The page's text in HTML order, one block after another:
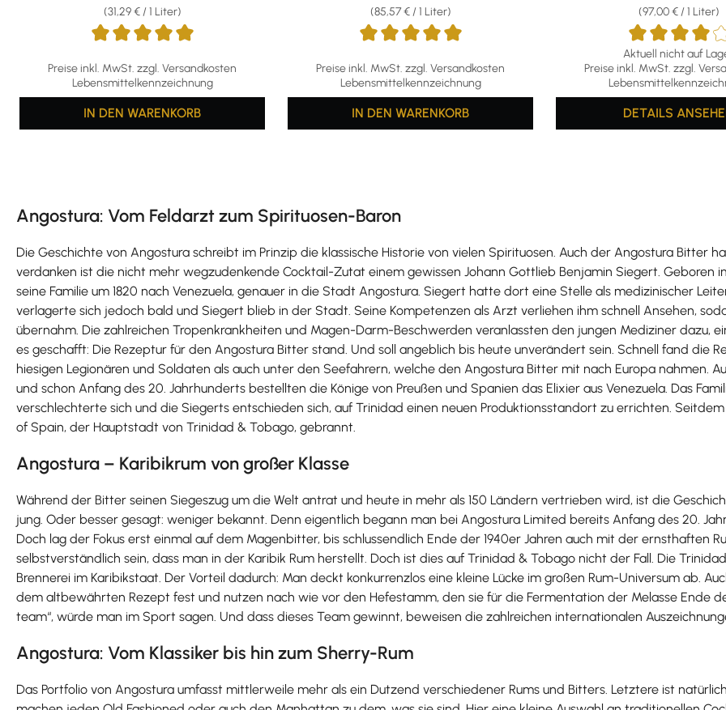
Preise inkl. MwSt. zzgl. Versandkosten
Lebensmittelkennzeichnung
(31,29 € / 1 Liter)
IN DEN WARENKORB
Preise inkl. MwSt. zzgl. Versandkosten
Lebensmittelkennzeichnung
(85,57 € / 1 Liter)
IN DEN WARENKORB
Durchschnittliche
Aktuell nicht auf
Preise inkl. MwSt. zzgl.
(97,00 € / 1 Liter)
DETAILS
Angostura: Vom Feldarzt zum Spirituosen-Baron
Die Geschichte von Angostura schreibt im Prinzip die klassische Historie von vielen Spirituosen. Auch der Angostura Bitter
verdanken ist die nicht mehr wegzudenkende Cocktail-Zutat einem gewissen Johann Gottlieb Benjamin Siegert. Geboren
seine Familie um 1820 nach Venezuela, genauer in die Stadt Angostura. Siegert hatte dort eine Stelle als medizinischer
verlagerte sich jedoch bald und Siegert blieb in der Stadt. Seine Kompetenzen als Arzt verliehen ihm schnell Ansehen,
übernahm. Die zahlreichen Tropenkrankheiten und Magen-Darm-Beschwerden veranlassten den jungen Mediziner dazu,
es geschafft: Die Rezeptur für den Angostura Bitter stand. Und soll angeblich bis heute unverändert sein. Schnell fand die
hiesigen Legionären und Soldaten als auch unter den Seefahrern, welche den Angostura Bitter mit nach Europa nahmen.
und schon Anfang des 20. Jahrhunderts bestellten die Könige von Preußen und Spanien das Elixier aus Venezuela. Das
verschlechterte sich und die Siegerts entschieden sich, auf Trinidad einen neuen Produktionsstandort zu errichten.
of Spain, der Hauptstadt von Trinidad & Tobago, gebrannt.
Angostura – Karibikrum von großer Klasse
Während der Bitter seinen Siegeszug um die Welt antrat und heute in mehr als 150 Ländern vertrieben wird, ist die
jung. Oder besser gesagt: weniger bekannt. Denn eigentlich begann man bei Angostura Limited bereits Anfang des 20.
Doch lag der Fokus erst einmal auf dem Magenbitter, bis schlussendlich Ende der 1940er Jahren auch mit der ernsthaften
selbstverständlich sein, dass man in der Karibik Rum herstellt. Doch ist dies auf Trinidad & Tobago nicht der Fall. Die
Brennerei im Karibikstaat. Der Vorteil dadurch: Man deckt konkurrenzlos eine kleine Lücke im großen Rum-Universum ab.
dem altbewährten Rezept fest und nutzen nach wie vor den Hefestamm, den sie für die Fermentation der Melasse Ende
team“, würde man im Sport sagen. Und dass dieses Team gewinnt, beweisen die zahlreichen internationalen
Angostura: Vom Klassiker bis hin zum Sherry-Rum
Das Portfolio von Angostura umfasst mittlerweile mehr als ein Dutzend verschiedener Rums und Bitters. Letztere ist